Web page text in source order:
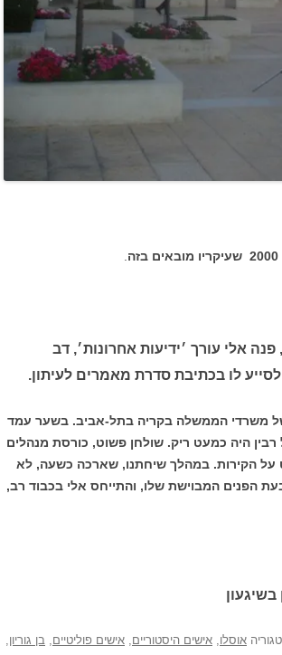
.
זמן קצר לאחר תבוסת המערך בבחירות 1977, פנה אלי עורך ׳ידיעות אחרונות׳, דב
לו בכתיבת סדרת מאמרים לעיתון.
משרדי הממשלה בקריה בתל-אביב. בשער עמד
היה כמעט ריק. שולחן פשוט, כורסת מנהלים
על הקירות. במהלך שיחתנו, שארכה כשעה, לא
הפנים המבוישת שלו, והתייחס אלי בכבוד רב,
בשיגעון
אוסלו, אישים היסטוריים, אישים פוליטיים, בן גוריון,